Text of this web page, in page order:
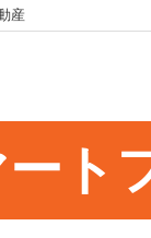
産
ト